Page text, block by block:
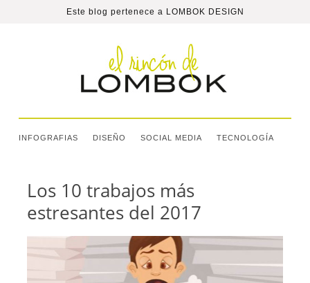
Este blog pertenece a LOMBOK DESIGN
INFOGRAFIAS DISEÑO SOCIAL MEDIA TECNOLOGÍA
Los 10 trabajos más
estresantes del 2017